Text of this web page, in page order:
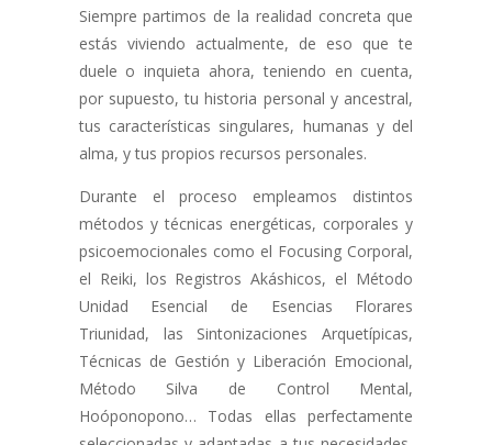
Siempre partimos de la realidad concreta que
estás viviendo actualmente, de eso que te
duele o inquieta ahora, teniendo en cuenta,
por supuesto, tu historia personal y ancestral,
tus características singulares, humanas y del
alma, y tus propios recursos personales.
Durante el proceso empleamos distintos
métodos y técnicas energéticas, corporales y
psicoemocionales como el Focusing Corporal,
el Reiki, los Registros Akáshicos, el Método
Unidad Esencial de Esencias Florares
Triunidad, las Sintonizaciones Arquetípicas,
Técnicas de Gestión y Liberación Emocional,
Método Silva de Control Mental,
Hoóponopono… Todas ellas perfectamente